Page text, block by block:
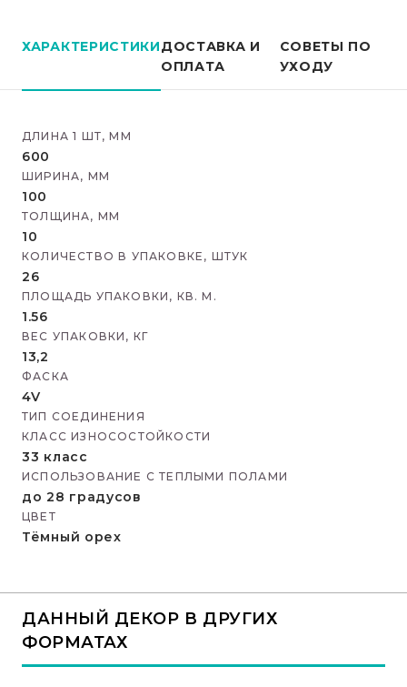
ХАРАКТЕРИСТИКИДОСТАВКА И
ОПЛАТА
СОВЕТЫ ПО
УХОДУ
ДЛИНА 1 ШТ, ММ
600
ШИРИНА, ММ
100
ТОЛЩИНА, ММ
10
КОЛИЧЕСТВО В УПАКОВКЕ, ШТУК
26
ПЛОЩАДЬ УПАКОВКИ, КВ. М.
1.56
ВЕС УПАКОВКИ, КГ
13,2
ФАСКА
4V
ТИП СОЕДИНЕНИЯ
КЛАСС ИЗНОСОСТОЙКОСТИ
33 класс
ИСПОЛЬЗОВАНИЕ С ТЕПЛЫМИ ПОЛАМИ
до 28 градусов
ЦВЕТ
Тёмный орех
ДАННЫЙ ДЕКОР В ДРУГИХ
ФОРМАТАХ